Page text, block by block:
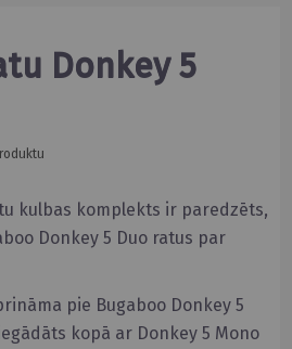
kulbas komplekts ir paredzēts,
Donkey 5 Duo ratus par
pie Bugaboo Donkey 5
kopā ar Donkey 5 Mono